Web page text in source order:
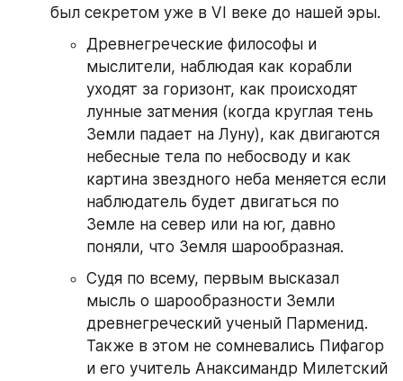
был секретом уже в VI веке до нашей эры.
Древнегреческие философы и
мыслители, наблюдая как корабли
уходят за горизонт, как происходят
лунные затмения (когда круглая тень
Земли падает на Луну), как двигаются
небесные тела по небосводу и как
картина звездного неба меняется если
наблюдатель будет двигаться по
Земле на север или на юг, давно
поняли, что Земля шарообразная.
Судя по всему, первым высказал
мысль о шарообразности Земли
древнегреческий ученый Парменид.
Также в этом не сомневались Пифагор
и его учитель Анаксимандр Милетский